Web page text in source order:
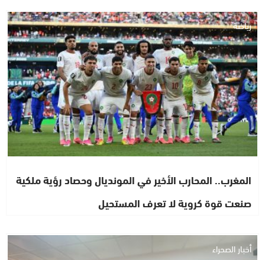
رياضة
المغرب.. المحارب الأخير في المونديال وحصاد رؤية ملكية
صنعت قوة كروية لا تعرف المستحيل
أخبار الصحراء